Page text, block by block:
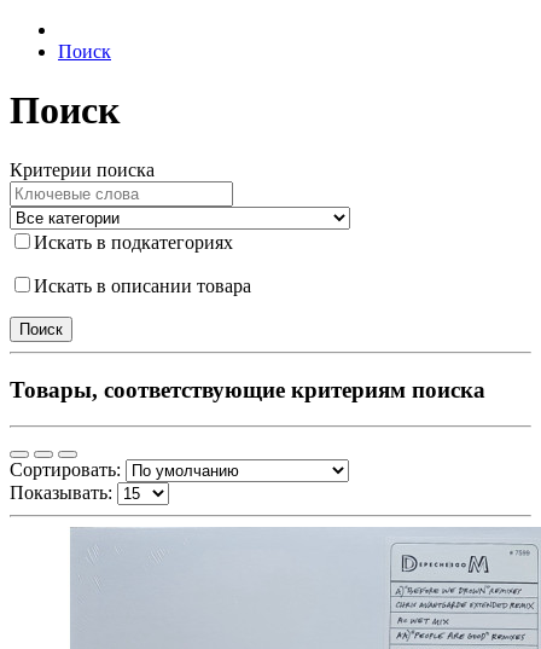
Поиск
Поиск
Критерии поиска
Искать в подкатегориях
Искать в описании товара
Товары, соответствующие критериям поиска
Сортировать:
Показывать: